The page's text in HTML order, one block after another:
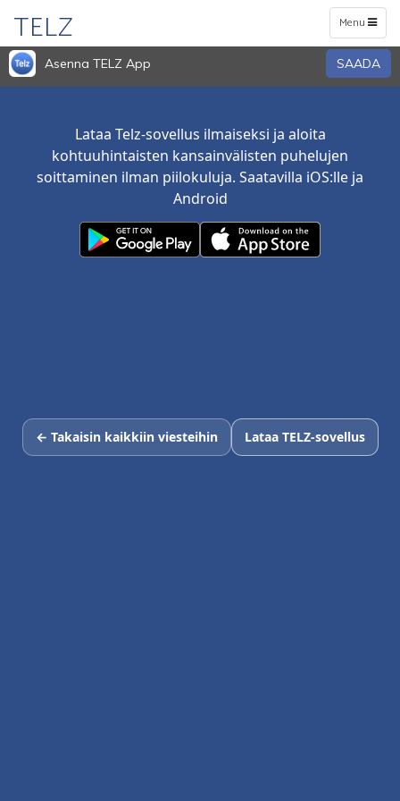
Toggle
navigation
Menu
TELZ
Asenna TELZ App SAADA
Lataa Telz-sovellus ilmaiseksi ja aloita
kohtuuhintaisten kansainvälisten puhelujen
soittaminen ilman piilokuluja. Saatavilla iOS:lle ja
Android
← Takaisin kaikkiin viesteihin Lataa TELZ-sovellus